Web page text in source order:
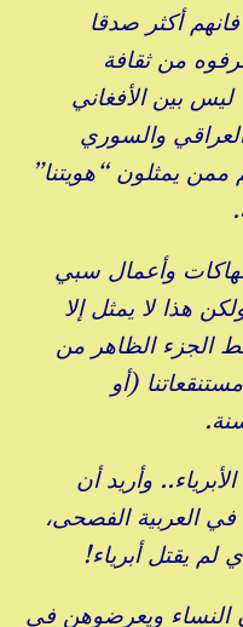
أكثر صدقا
من ثقافة
ليس بين الأفغاني
والسوري
ممن يمثلون “هويتنا”
وأعمال سبي
هذا لا يمثل إلا
الجزء الظاهر من
(أو
وأريد أن
في العربية الفصحى،
يقتل أبرياء!
النساء ويعرضوهن في